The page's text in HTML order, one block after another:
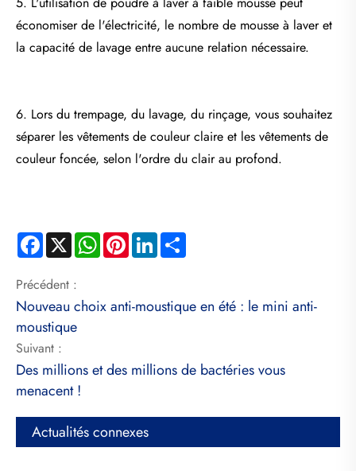
économiser de l'électricité, le nombre de mousse à laver et
la capacité de lavage entre aucune relation nécessaire.
6. Lors du trempage, du lavage, du rinçage, vous souhaitez
séparer les vêtements de couleur claire et les vêtements de
couleur foncée, selon l'ordre du clair au profond.
Facebook
X WhatsApp
PinterestLinkedIn
Précédent :
Nouveau choix anti-moustique en été : le mini anti-
moustique
Suivant :
Des millions et des millions de bactéries vous
menacent !
Actualités connexes